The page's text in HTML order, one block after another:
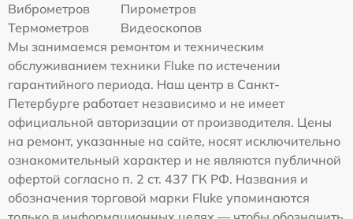
Виброметров
Пирометров
Термометров
Видеоскопов
Мы занимаемся ремонтом и техническим
обслуживанием техники Fluke по истечении
гарантийного периода. Наш центр в Санкт-
Петербурге работает независимо и не имеет
официальной авторизации от производителя. Цены
на ремонт, указанные на сайте, носят исключительно
ознакомительный характер и не являются публичной
офертой согласно п. 2 ст. 437 ГК РФ. Названия и
обозначения торговой марки Fluke упоминаются